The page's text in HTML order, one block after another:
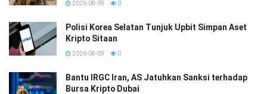
2026-08-09 0
Polisi Korea Selatan Tunjuk Upbit Simpan Aset
Kripto Sitaan
2026-08-09 0
Bantu IRGC Iran, AS Jatuhkan Sanksi terhadap
Bursa Kripto Dubai